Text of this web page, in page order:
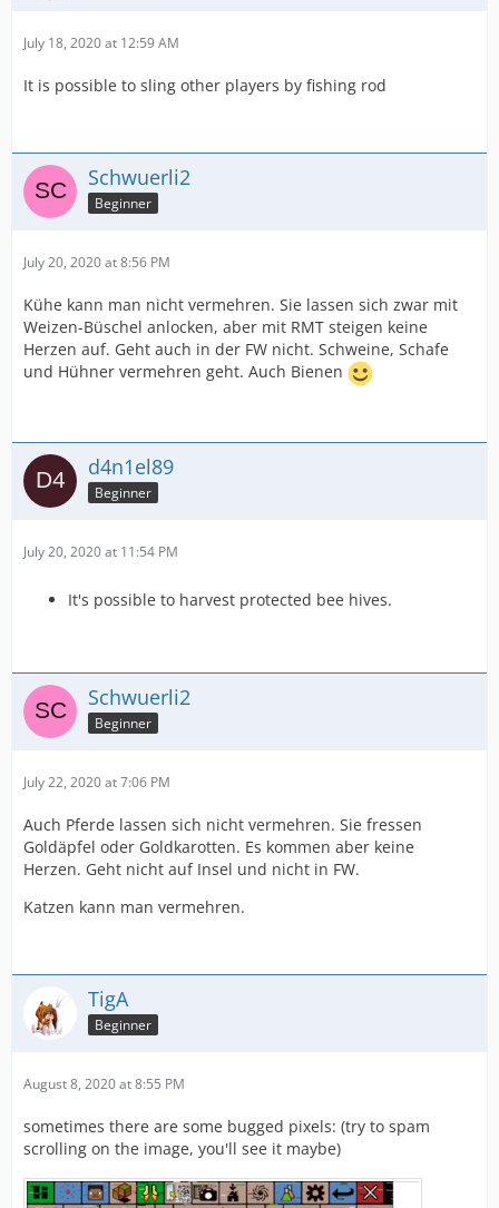
July 18, 2020 at 12:59 AM
It is possible to sling other players by fishing rod
Schwuerli2
Beginner
July 20, 2020 at 8:56 PM
Kühe kann man nicht vermehren. Sie lassen sich zwar mit
Weizen-Büschel anlocken, aber mit RMT steigen keine
Herzen auf. Geht auch in der FW nicht. Schweine, Schafe
und Hühner vermehren geht. Auch Bienen
d4n1el89
Beginner
July 20, 2020 at 11:54 PM
It's possible to harvest protected bee hives.
Schwuerli2
Beginner
July 22, 2020 at 7:06 PM
Auch Pferde lassen sich nicht vermehren. Sie fressen
Goldäpfel oder Goldkarotten. Es kommen aber keine
Herzen. Geht nicht auf Insel und nicht in FW.
Katzen kann man vermehren.
TigA
Beginner
August 8, 2020 at 8:55 PM
sometimes there are some bugged pixels: (try to spam
scrolling on the image, you'll see it maybe)